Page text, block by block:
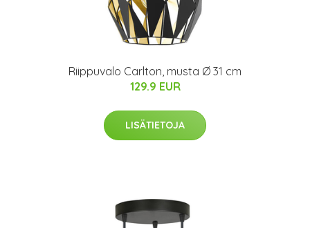
Riippuvalo Carlton, musta Ø 31 cm
129.9 EUR
LISÄTIETOJA